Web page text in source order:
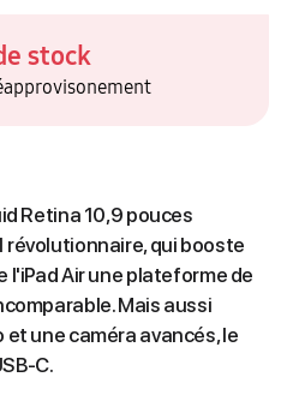
stock
Retina 10,9 pouces
révolutionnaire, qui booste
Air une plateforme de
Mais aussi
et une caméra avancés, le
C.